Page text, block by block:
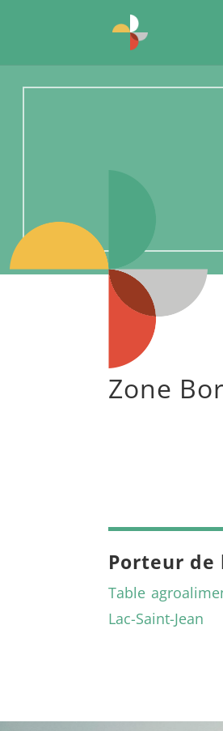
Zone
Porteur
Table
Lac-Saint-Jean